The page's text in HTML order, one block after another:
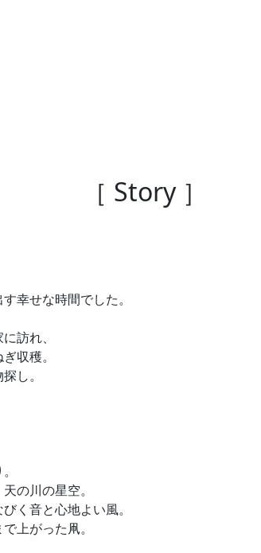
［ Story ］
幸せな時間でした。
訪れ、
収穫。
し。
の川の星空。
く音と心地よい風。
上がった凧。